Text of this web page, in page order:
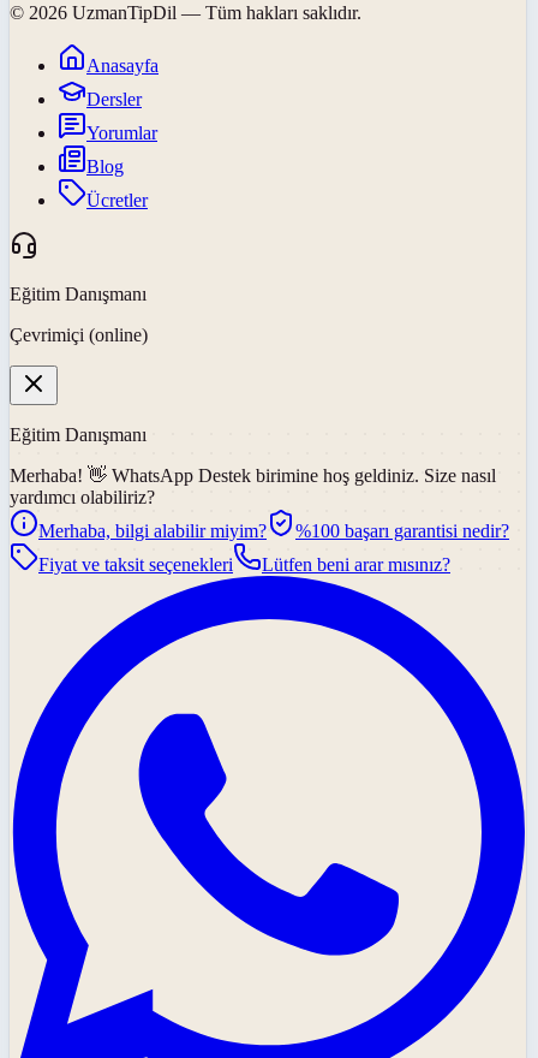
© 2026 UzmanTipDil — Tüm hakları saklıdır.
Anasayfa
Dersler
Yorumlar
Blog
Ücretler
Eğitim Danışmanı
Çevrimiçi (online)
Eğitim Danışmanı
Merhaba! 👋 WhatsApp Destek birimine hoş geldiniz. Size nasıl
yardımcı olabiliriz?
Merhaba, bilgi alabilir miyim?
%100 başarı garantisi nedir?
Fiyat ve taksit seçenekleri
Lütfen beni arar mısınız?